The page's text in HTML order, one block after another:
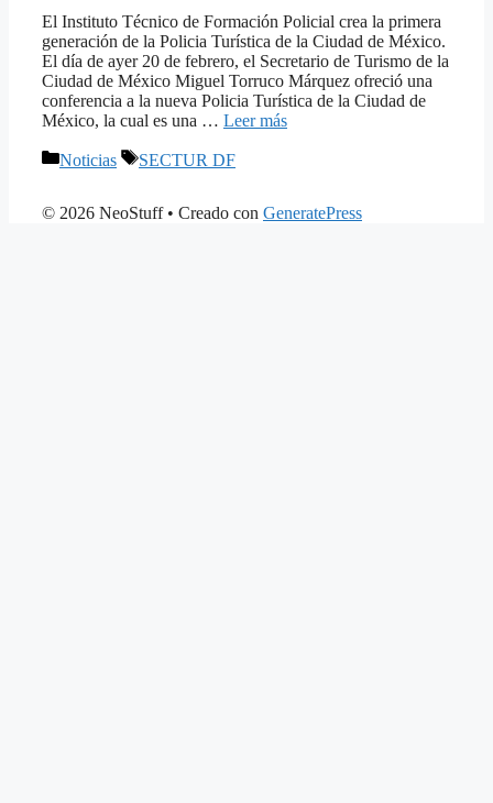
El Instituto Técnico de Formación Policial crea la primera
generación de la Policia Turística de la Ciudad de México.
El día de ayer 20 de febrero, el Secretario de Turismo de la
Ciudad de México Miguel Torruco Márquez ofreció una
conferencia a la nueva Policia Turística de la Ciudad de
México, la cual es una … Leer más
Categorías
Noticias Etiquetas
SECTUR DF
© 2026 NeoStuff• Creado con GeneratePress